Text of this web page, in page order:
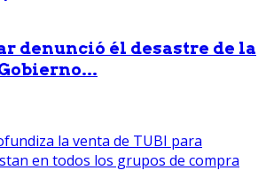
denunció él desastre de la